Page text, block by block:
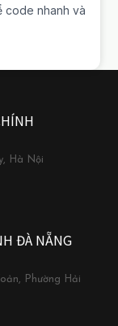
code nhanh và
Hà Nội
ĐÀ NẴNG
Phường Hải